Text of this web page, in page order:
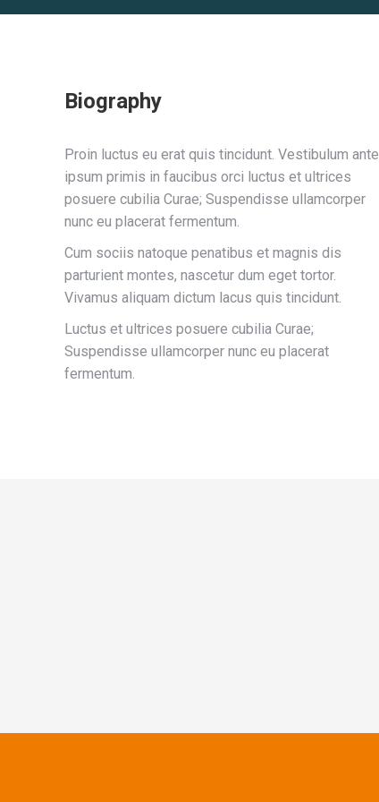
Biography
Proin luctus eu erat quis tincidunt. Vestibulum ante
ipsum primis in faucibus orci luctus et ultrices
posuere cubilia Curae; Suspendisse ullamcorper
nunc eu placerat fermentum.
Cum sociis natoque penatibus et magnis dis
parturient montes, nascetur dum eget tortor.
Vivamus aliquam dictum lacus quis tincidunt.
Luctus et ultrices posuere cubilia Curae;
Suspendisse ullamcorper nunc eu placerat
fermentum.